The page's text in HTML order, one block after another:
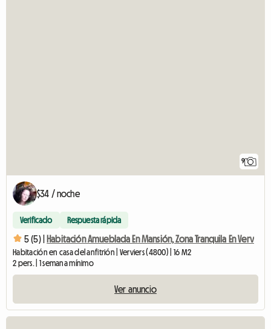
9
$34 / noche
Verificado Respuesta rápida
5 (5) | Habitación Amueblada En Mansión, Zona Tranquila En Verv
Habitación en casa del anfitrión | Verviers (4800) | 16 M2
2 pers. | 1 semana mínimo
Ver anuncio